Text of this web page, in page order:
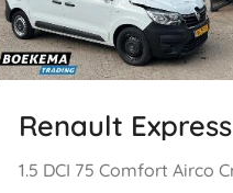
Renault Express